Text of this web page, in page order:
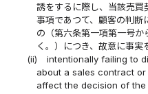
誘をするに際し、当該売買
事項であつて、顧客の判断
の（第六条第一項第一号
く。）につき、故意に事実
(ii)
intentionally failing to
about a sales contract
affect the decision of